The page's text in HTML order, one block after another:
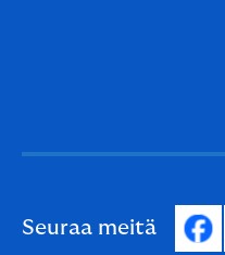
Seuraa meitä